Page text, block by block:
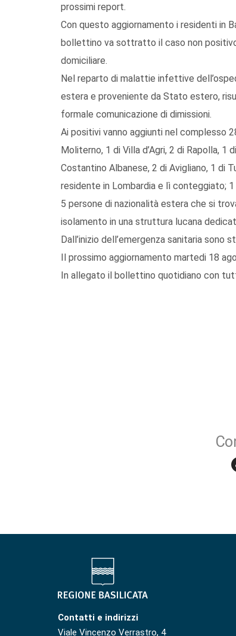
prossimi report.
Con questo aggiornamento i residenti in
bollettino va sottratto il caso non
domiciliare.
Nel reparto di malattie infettive
estera e proveniente da Stato estero,
formale comunicazione di dimissioni.
Ai positivi vanno aggiunti nel complesso
Moliterno, 1 di Villa d’Agri, 2 di Rapolla,
Costantino Albanese, 2 di Avigliano, 1 di
residente in Lombardia e lì conteggiato; 1
5 persone di nazionalità estera che si
isolamento in una struttura lucana
Dall’inizio dell’emergenza sanitaria
Il prossimo aggiornamento martedi 18
In allegato il bollettino quotidiano con
Contatti e indirizzi
Viale Vincenzo Verrastro, 4